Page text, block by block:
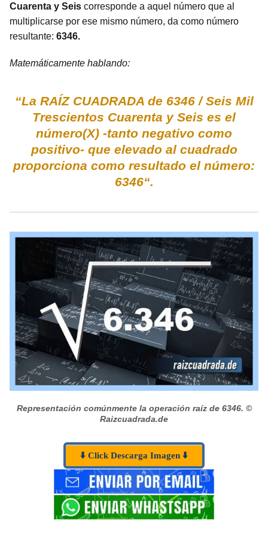
Cuarenta y Seis corresponde a aquel número que al
multiplicarse por ese mismo número, da como número
resultante: 6346.
Matemáticamente hablando:
“La RAÍZ CUADRADA de 6346 / Seis Mil
Trescientos Cuarenta y Seis es el
número(X) -tanto negativo como
positivo- que elevado al cuadrado
proporciona como resultado el número:
6346“.
Representación comúnmente la operación raíz de 6346. ©
Raizcuadrada.de
⬇️ Click Descarga Imagen ⬇️